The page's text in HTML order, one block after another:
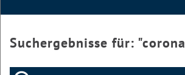
Suchergebnisse für: "corona